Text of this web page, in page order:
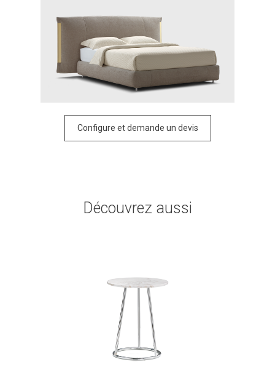
Configure et demande un devis
Découvrez aussi